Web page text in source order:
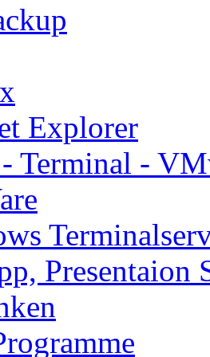
Explorer
Terminal -
Presentaion